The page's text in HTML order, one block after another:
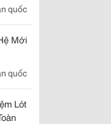
quốc
Mới
quốc
Lót